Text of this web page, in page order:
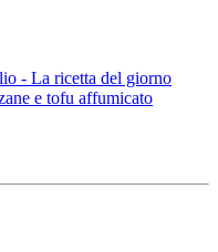
- La ricetta del giorno
e tofu affumicato